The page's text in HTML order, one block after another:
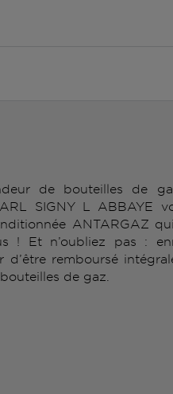
de bouteilles de
SIGNY L ABBAYE
ANTARGAZ
! Et n’oubliez pas :
d’être remboursé
de gaz.